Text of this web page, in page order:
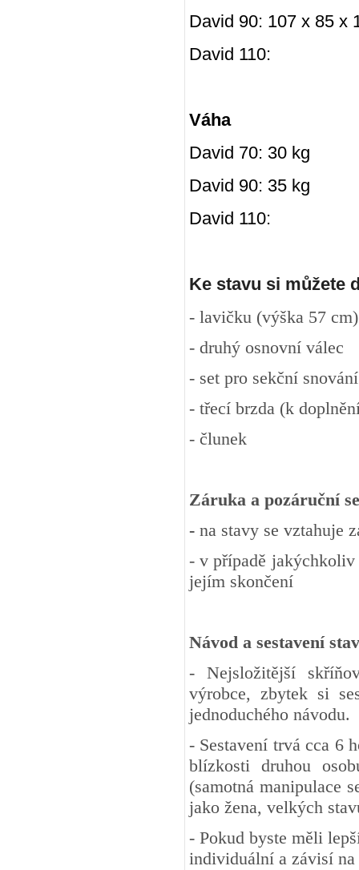
David 90: 107 x 85 x
David 110:
Váha
David 70: 30 kg
David 90: 35 kg
David 110:
Ke stavu si můžete
- lavičku (výška 57 cm)
- druhý osnovní válec
- set pro sekční
- třecí brzda (k
- člunek
Záruka a pozáruční
- na stavy se vztahuje
- v případě jakýchkoliv
jejím skončení
Návod a sestavení
- Nejsložitější
výrobce, zbytek si
jednoduchého návodu.
- Sestavení trvá cca 6
blízkosti druhou
(samotná manipulace
jako žena, velkých
- Pokud byste měli
individuální a závisí